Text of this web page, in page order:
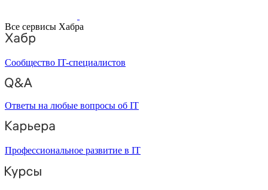
Все сервисы Хабра
Сообщество IT-специалистов
Ответы на любые вопросы об IT
Профессиональное развитие в IT